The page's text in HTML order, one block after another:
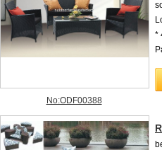
No:ODF00388
*